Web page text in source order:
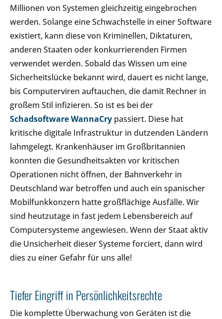
Millionen von Systemen gleichzeitig eingebrochen
werden. Solange eine Schwachstelle in einer Software
existiert, kann diese von Kriminellen, Diktaturen,
anderen Staaten oder konkurrierenden Firmen
verwendet werden. Sobald das Wissen um eine
Sicherheitslücke bekannt wird, dauert es nicht lange,
bis Computerviren auftauchen, die damit Rechner in
großem Stil infizieren. So ist es bei der
Schadsoftware WannaCry passiert. Diese hat
kritische digitale Infrastruktur in dutzenden Ländern
lahmgelegt. Krankenhäuser im Großbritannien
konnten die Gesundheitsakten vor kritischen
Operationen nicht öffnen, der Bahnverkehr in
Deutschland war betroffen und auch ein spanischer
Mobilfunkkonzern hatte großflächige Ausfälle. Wir
sind heutzutage in fast jedem Lebensbereich auf
Computersysteme angewiesen. Wenn der Staat aktiv
die Unsicherheit dieser Systeme forciert, dann wird
dies zu einer Gefahr für uns alle!
Tiefer Eingriff in Persönlichkeitsrechte
Die komplette Überwachung von Geräten ist die